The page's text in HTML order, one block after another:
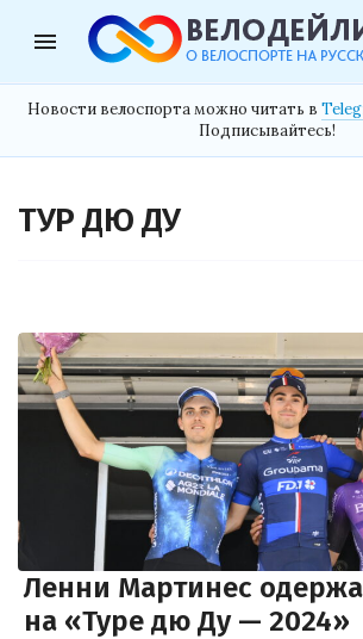
menu
Новости велоспорта можно читать в
Подписывайтесь!
ТУР ДЮ ДУ
Ленни Мартинес
на «Туре дю Ду — 2024»